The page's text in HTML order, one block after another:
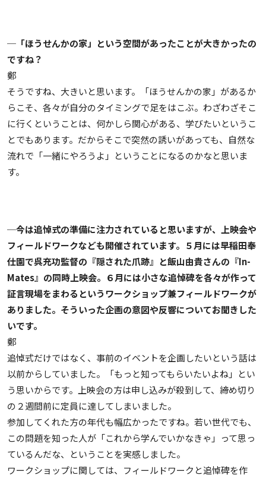
─「ほうせんかの家」という空間があったことが大きかったの
ですね？
鄭
そうですね、大きいと思います。「ほうせんかの家」があるか
らこそ、各々が自分のタイミングで足をはこぶ。わざわざそこ
に行くということは、何かしら関心がある、学びたいというこ
とでもあります。だからそこで突然の誘いがあっても、自然な
流れで「一緒にやろうよ」ということになるのかなと思いま
す。
─今は追悼式の準備に注力されていると思いますが、上映会や
フィールドワークなども開催されています。５月には早稲田奉
仕園で呉充功監督の『隠された爪跡』と飯山由貴さんの『In-
Mates』の同時上映会。６月には小さな追悼碑を各々が作って
証言現場をまわるというワークショップ兼フィールドワークが
ありました。そういった企画の意図や反響についてお聞きした
いです。
鄭
追悼式だけではなく、事前のイベントを企画したいという話は
以前からしていました。「もっと知ってもらいたいよね」とい
う思いからです。上映会の方は申し込みが殺到して、締め切り
の２週間前に定員に達してしまいました。
参加してくれた方の年代も幅広かったですね。若い世代でも、
この問題を知った人が「これから学んでいかなきゃ」って思っ
ているんだな、ということを実感しました。
ワークショップに関しては、フィールドワークと追悼碑を作